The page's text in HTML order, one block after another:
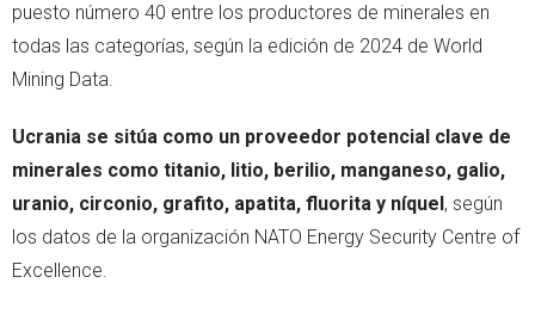
puesto número 40 entre los productores de minerales en
todas las categorías, según la edición de 2024 de World
Mining Data.
Ucrania se sitúa como un proveedor potencial clave de
minerales como titanio, litio, berilio, manganeso, galio,
uranio, circonio, grafito, apatita, fluorita y níquel , según
los datos de la organización NATO Energy Security Centre of
Excellence.